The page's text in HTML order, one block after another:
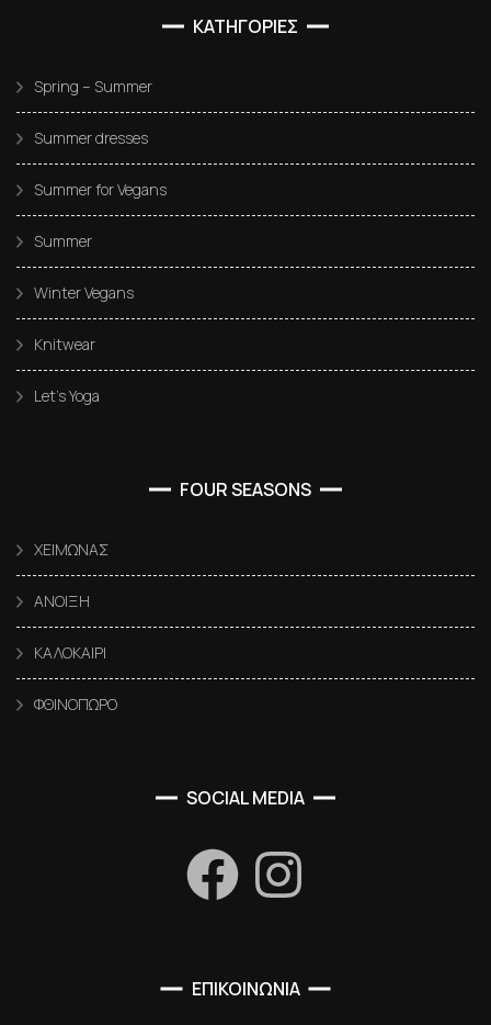
ΚΑΤΗΓΟΡΙΕΣ
Spring – Summer
Summer dresses
Summer for Vegans
Summer
Winter Vegans
Knitwear
Let’s Yoga
FOUR SEASONS
ΧΕΙΜΩΝΑΣ
ΑΝΟΙΞΗ
ΚΑΛΟΚΑΙΡΙ
ΦΘΙΝΟΠΩΡΟ
SOCIAL MEDIA
ΕΠΙΚΟΙΝΩΝΙΑ